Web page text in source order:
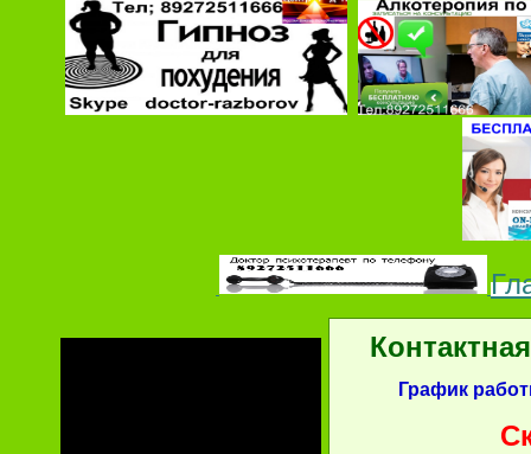
Гл
График